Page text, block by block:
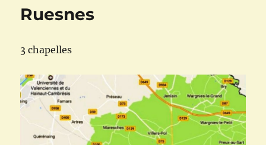
Ruesnes
3 chapelles